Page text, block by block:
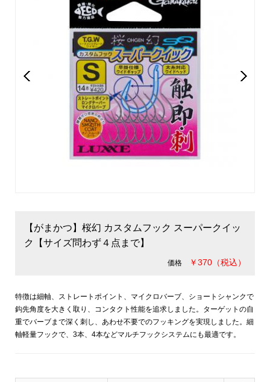
【がまかつ】桜幻 カスタムフック スーパークイッ
ク【サイズ問わず４点まで】
価格 ￥370（税込）
特徴は細軸、ストレートポイント、マイクロバーブ、ショートシャンクで
鈎先角度を大きく取り、コンタクト性能を追求しました。ターゲットの自
重でバーブまで深く刺し、あわせ不要でのフッキングを実現しました。細
軸軽量フックで、3本、4本などマルチフックシステムにも最適です。